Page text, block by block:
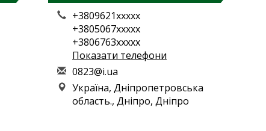
+3809621xxxxx
+3805067xxxxx
+3806763xxxxx
Показати телефони
0823@i.ua
Україна, Дніпропетровська
область., Дніпро, Дніпро